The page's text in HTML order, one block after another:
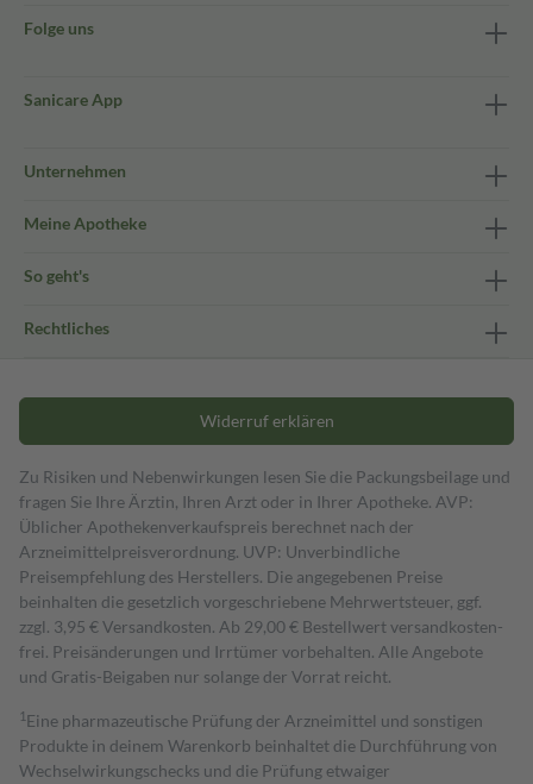
Folge uns
Sanicare App
Unternehmen
Meine Apotheke
So geht's
Rechtliches
Widerruf erklären
Zu Risiken und Nebenwirkungen lesen Sie die Packungsbeilage und
fragen Sie Ihre Ärztin, Ihren Arzt oder in Ihrer Apotheke. AVP:
Üblicher Apothekenverkaufspreis berechnet nach der
Arzneimittelpreisverordnung. UVP: Unverbindliche
Preisempfehlung des Herstellers. Die angegebenen Preise
beinhalten die gesetzlich vorgeschriebene Mehrwertsteuer, ggf.
zzgl. 3,95 € Versandkosten. Ab 29,00 € Bestell­wert versand­kosten­
frei. Preisänderungen und Irrtümer vorbehalten. Alle Angebote
und Gratis-Beigaben nur solange der Vorrat reicht.
1 Eine pharmazeutische Prüfung der Arzneimittel und sonstigen
Produkte in deinem Warenkorb beinhaltet die Durchführung von
Wechselwirkungschecks und die Prüfung etwaiger